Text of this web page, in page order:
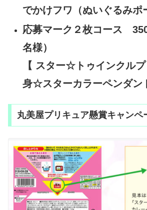
でかけフワ（ぬいぐるみポ
応募マーク２枚コース
名様）
【 スター☆トゥインクル
身☆スターカラーペンダン
丸美屋プリキュア懸賞キャンペ